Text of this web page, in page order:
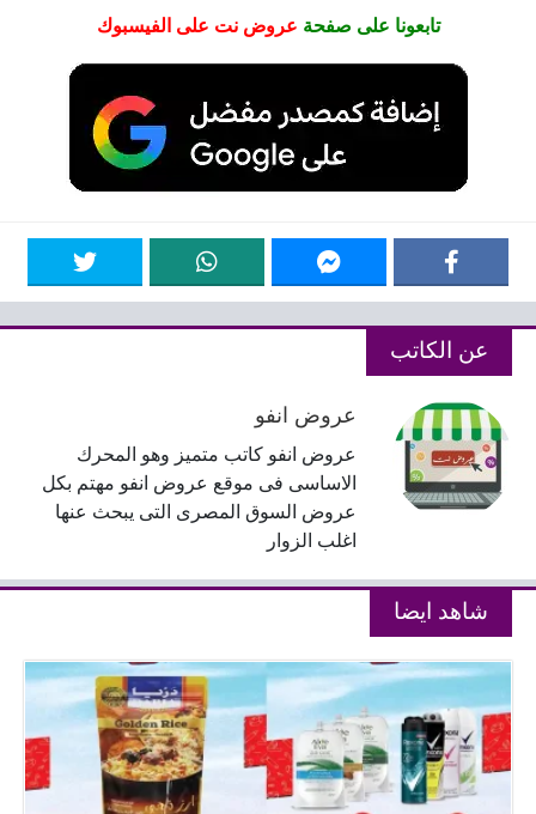
تابعونا على صفحة عروض نت على الفيسبوك
عن الكاتب
عروض انفو
عروض انفو كاتب متميز وهو المحرك
الاساسى فى موقع عروض انفو مهتم بكل
عروض السوق المصرى التى يبحث عنها
اغلب الزوار
شاهد ايضا